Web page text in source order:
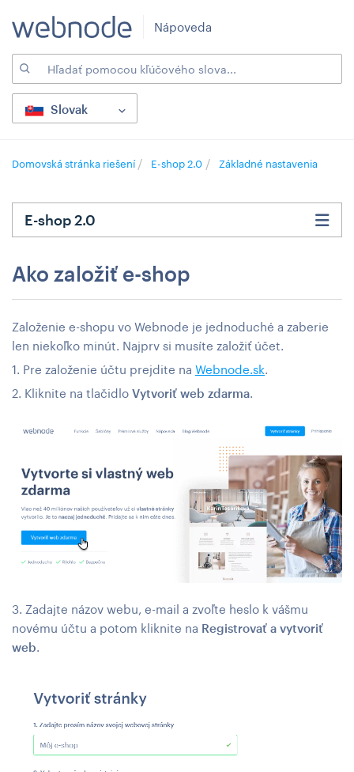
Nápoveda
Slovak
Domovská stránka riešení E-shop 2.0 Základné nastavenia
Ako založiť e-shop
Založenie e-shopu vo Webnode je jednoduché a zaberie
len niekoľko minút. Najprv si musíte založiť účet.
1. Pre založenie účtu prejdite na Webnode.sk.
2. Kliknite na tlačidlo Vytvoriť web zdarma.
3. Zadajte názov webu, e-mail a zvoľte heslo k vášmu
novému účtu a potom kliknite na Registrovať a vytvoriť
web.
E-shop 2.0